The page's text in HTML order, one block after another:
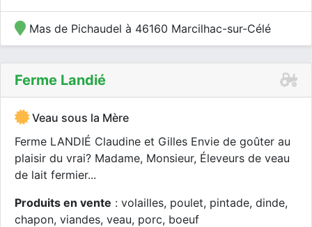
Mas de Pichaudel à 46160 Marcilhac-sur-Célé
Ferme Landié
Veau sous la Mère
Ferme LANDIÉ Claudine et Gilles Envie de goûter au
plaisir du vrai? Madame, Monsieur, Éleveurs de veau
de lait fermier...
Produits en vente : volailles, poulet, pintade, dinde,
chapon, viandes, veau, porc, boeuf